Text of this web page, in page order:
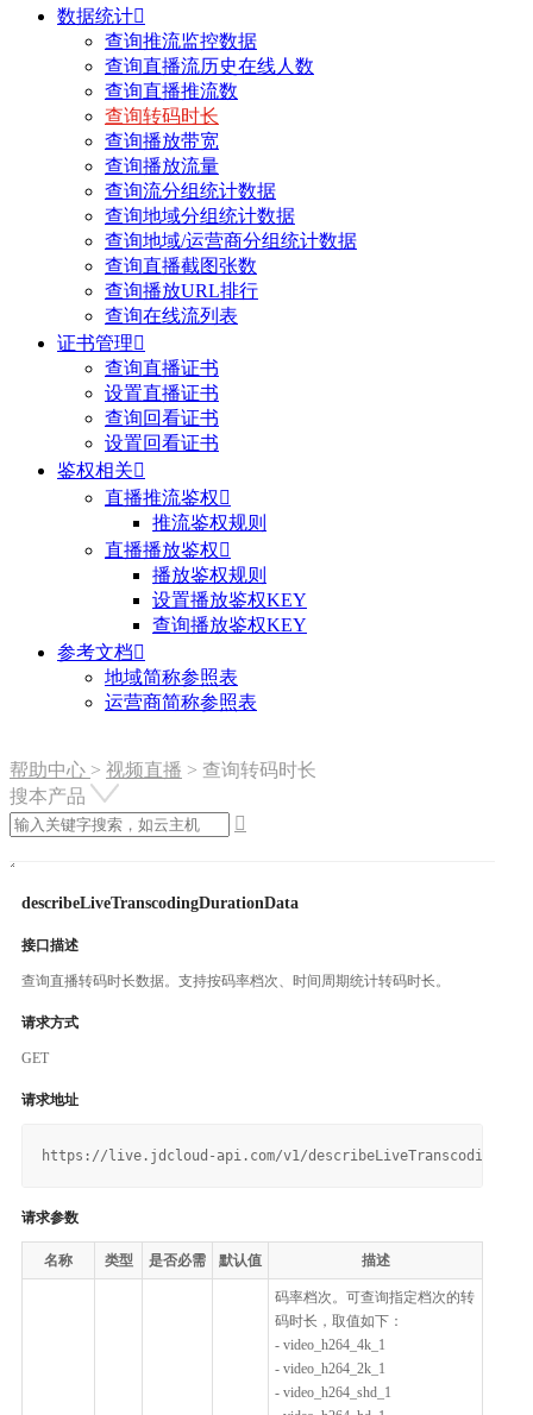
数据统计
查询推流监控数据
查询直播流历史在线人数
查询直播推流数
查询转码时长
查询播放带宽
查询播放流量
查询流分组统计数据
查询地域分组统计数据
查询地域/运营商分组统计数据
查询直播截图张数
查询播放URL排行
查询在线流列表
证书管理
查询直播证书
设置直播证书
查询回看证书
设置回看证书
鉴权相关
直播推流鉴权
推流鉴权规则
直播播放鉴权
播放鉴权规则
设置播放鉴权KEY
查询播放鉴权KEY
参考文档
地域简称参照表
运营商简称参照表
帮助中心 > 视频直播 > 查询转码时长
搜本产品

describeLiveTranscodingDurationData
接口描述
查询直播转码时长数据。支持按码率档次、时间周期统计转码时长。
请求方式
GET
请求地址
请求参数
名称 类型 是否必需 默认值 描述
码率档次。可查询指定档次的转
码时长，取值如下：
- video_h264_4k_1
- video_h264_2k_1
- video_h264_shd_1